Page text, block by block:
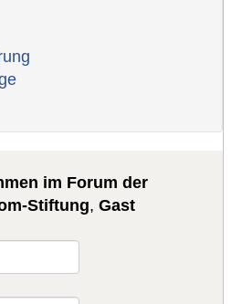
im Forum der
Stiftung,Gast